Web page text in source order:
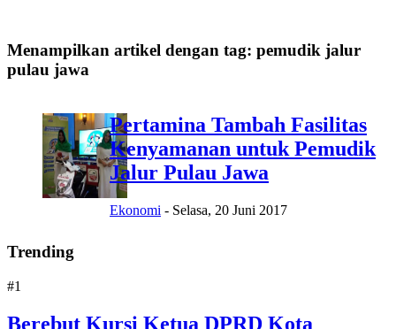
Menampilkan artikel dengan tag: pemudik jalur
pulau jawa
Pertamina Tambah Fasilitas
Kenyamanan untuk Pemudik
Jalur Pulau Jawa
Ekonomi - Selasa, 20 Juni 2017
Trending
#1
Berebut Kursi Ketua DPRD Kota